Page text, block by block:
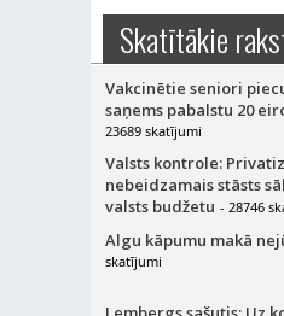
Skatītākie
Vakcinētie seniori
saņems pabalstu 20
23689 skatījumi
Valsts kontrole:
nebeidzamais stāsts
valsts budžetu - 28746
Algu kāpumu makā
skatījumi